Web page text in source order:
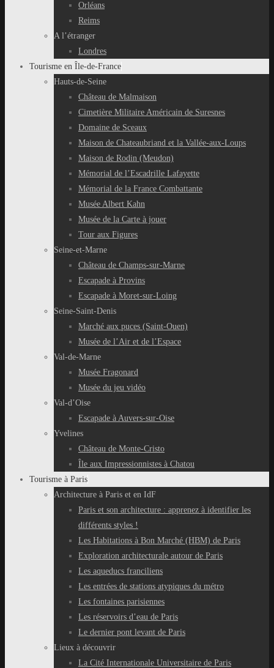
Orléans
Reims
A l’étranger
Londres
Tourisme en Île-de-France
Hauts-de-Seine
Château de Malmaison
Cimetière Militaire Américain de Suresnes
Domaine de Sceaux
Maison de Chateaubriand et la Vallée-aux-Loups
Maison de Rodin (Meudon)
Mémorial de l’Escadrille Lafayette
Mémorial de la France Combattante
Musée Albert Kahn
Musée de la Carte à jouer
Tour aux Figures
Seine-et-Marne
Château de Champs-sur-Marne
Escapade à Provins
Escapade à Moret-sur-Loing
Seine-Saint-Denis
Marché aux puces (Saint-Ouen)
Musée de l’Air et de l’Espace
Val-de-Marne
Musée Fragonard
Musée du jeu vidéo
Val-d’Oise
Escapade à Auvers-sur-Oise
Yvelines
Château de Monte-Cristo
Île aux Impressionnistes à Chatou
Tourisme à Paris
Architecture à Paris et en IdF
Paris et son architecture : apprenez à identifier les
différents styles !
Les Habitations à Bon Marché (HBM) de Paris
Exploration architecturale autour de Paris
Les aqueducs franciliens
Les entrées de stations atypiques du métro
Les fontaines parisiennes
Les réservoirs d’eau de Paris
Le dernier pont levant de Paris
Lieux à découvrir
La Cité Internationale Universitaire de Paris